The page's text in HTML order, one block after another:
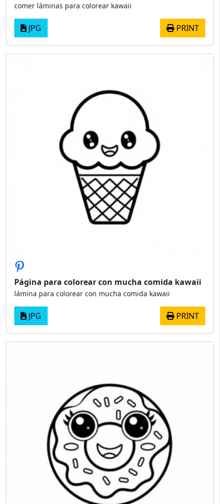
comer láminas para colorear kawaii
JPG PRINT
Página para colorear con mucha comida kawaii
lámina para colorear con mucha comida kawaii
JPG PRINT